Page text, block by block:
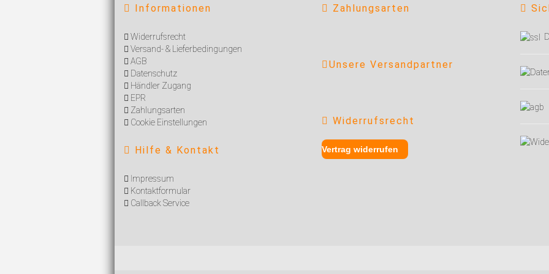
Informationen
Widerrufsrecht
Versand- & Lieferbedingungen
AGB
Datenschutz
Händler Zugang
EPR
Zahlungsarten
Cookie Einstellungen
Hilfe & Kontakt
Impressum
Kontaktformular
Callback Service
Zahlungsarten
Unsere Versandpartner
Widerrufsrecht
Vertrag widerrufen